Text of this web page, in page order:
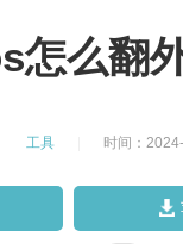
怎么翻
工具 时间：